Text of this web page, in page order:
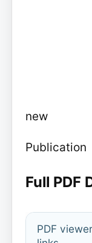
new
Publication
Full PDF
PDF